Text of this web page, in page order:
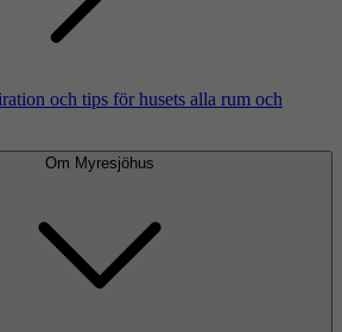
och tips för husets alla rum och
Om Myresjöhus